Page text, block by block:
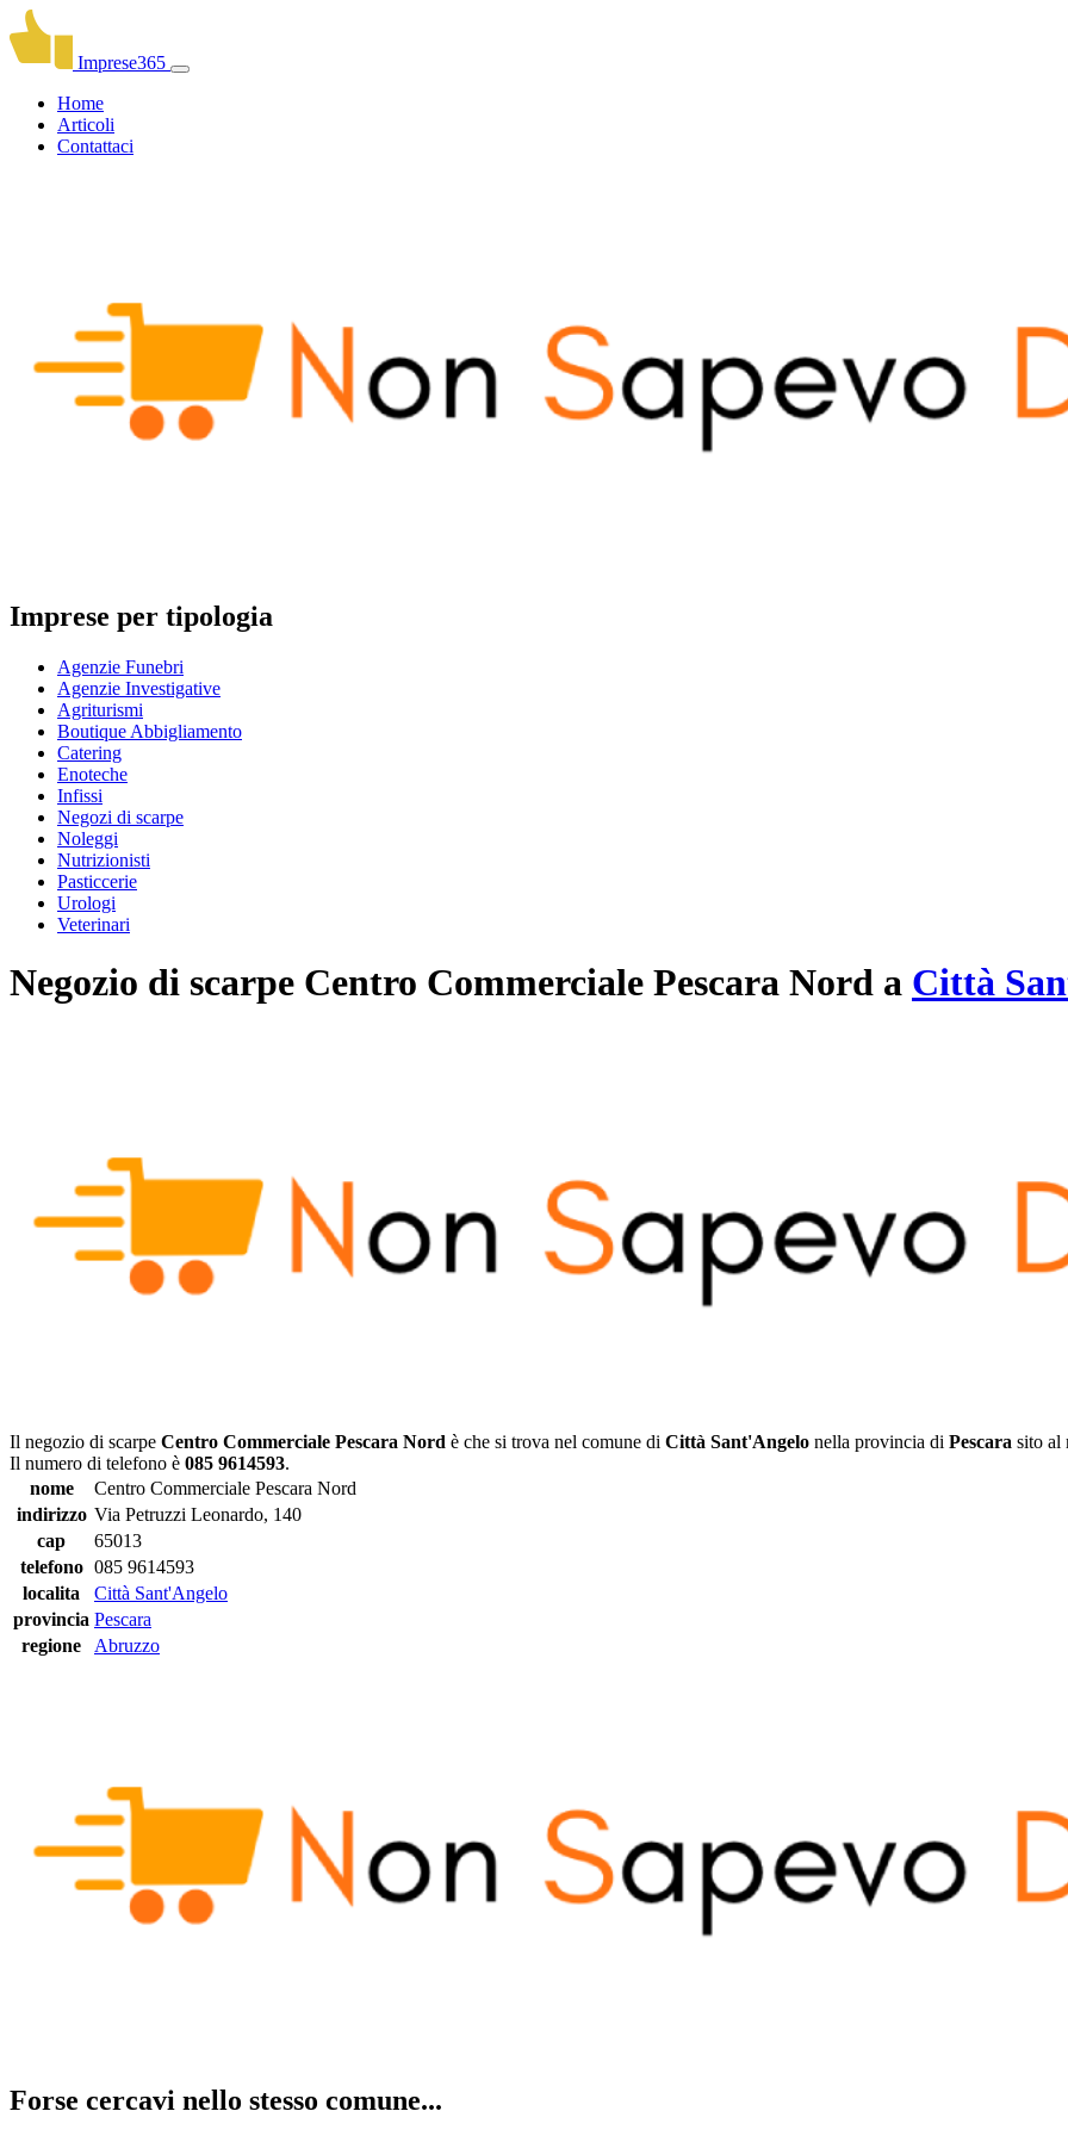
Imprese365
Home
Articoli
Contattaci
Imprese per tipologia
Agenzie Funebri
Agenzie Investigative
Agriturismi
Boutique Abbigliamento
Catering
Enoteche
Infissi
Negozi di scarpe
Noleggi
Nutrizionisti
Pasticcerie
Urologi
Veterinari
Negozio di scarpe Centro Commerciale Pescara Nord a Città
Il negozio di scarpe Centro Commerciale Pescara Nord è che si trova nel comune di Città Sant'Angelo nella provincia di Pescara sito al
Il numero di telefono è 085 9614593.
nome
Centro Commerciale Pescara Nord
indirizzo Via Petruzzi Leonardo, 140
cap
65013
telefono 085 9614593
localita
Città Sant'Angelo
provincia Pescara
regione
Abruzzo
Forse cercavi nello stesso comune...